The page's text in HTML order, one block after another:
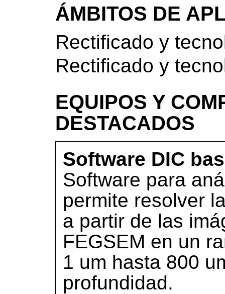
ÁMBITOS DE
Rectificado y
Rectificado y
EQUIPOS Y
DESTACADOS
Software DIC
Software para
permite resolver
a partir de las
FEGSEM en un
1 um hasta 800
profundidad.